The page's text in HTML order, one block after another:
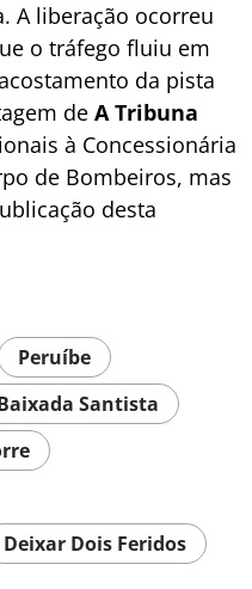
A liberação ocorreu
o tráfego fluiu em
da pista
de A Tribuna
à Concessionária
de Bombeiros, mas
desta
Peruíbe
Santista
Deixar Dois Feridos